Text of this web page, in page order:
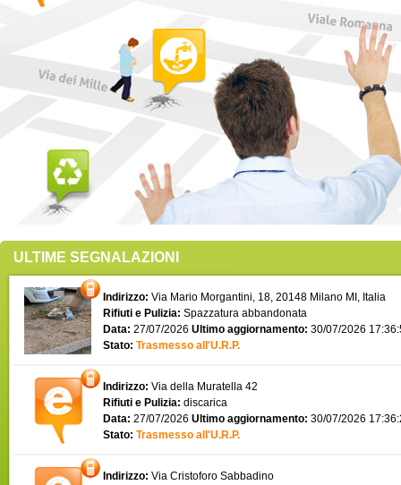
ULTIME SEGNALAZIONI
Indirizzo: Via Mario Morgantini, 18, 20148 Milano MI, Italia
Rifiuti e Pulizia: Spazzatura abbandonata
Data: 27/07/2026 Ultimo aggiornamento: 30/07/2026
Stato: Trasmesso all'U.R.P.
Indirizzo: Via della Muratella 42
Rifiuti e Pulizia: discarica
Data: 27/07/2026 Ultimo aggiornamento: 30/07/2026
Stato: Trasmesso all'U.R.P.
Indirizzo: Via Cristoforo Sabbadino